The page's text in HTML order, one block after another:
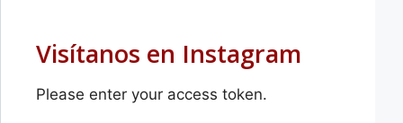
Visítanos en Instagram
Please enter your access token.